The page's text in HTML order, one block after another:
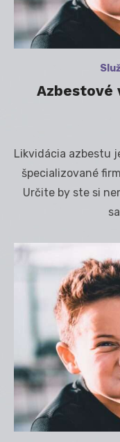
Azbestové
Likvidácia azbestu
špecializované
Určite by ste si